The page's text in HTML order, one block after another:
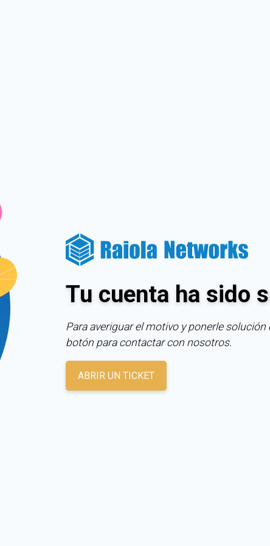
Tu cuenta ha sido
Para averiguar el motivo y ponerle
botón para contactar con nosotros.
ABRIR UN TICKET